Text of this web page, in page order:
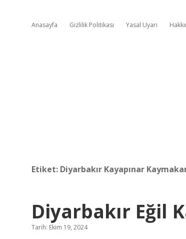
Anasayfa Gizlilik Politikası Yasal Uyarı
Etiket: Diyarbakır Kayapınar
Diyarbakır Eğil
Tarih: Ekim 19, 2024